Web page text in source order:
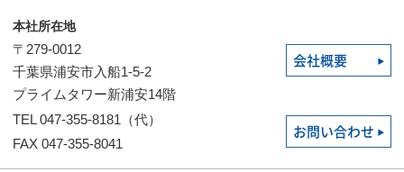
本社所在地
〒279-0012
千葉県浦安市入船1-5-2
プライムタワー新浦安14階
会社概要
TEL 047-355-8181（代）
FAX 047-355-8041
お問い合わせ